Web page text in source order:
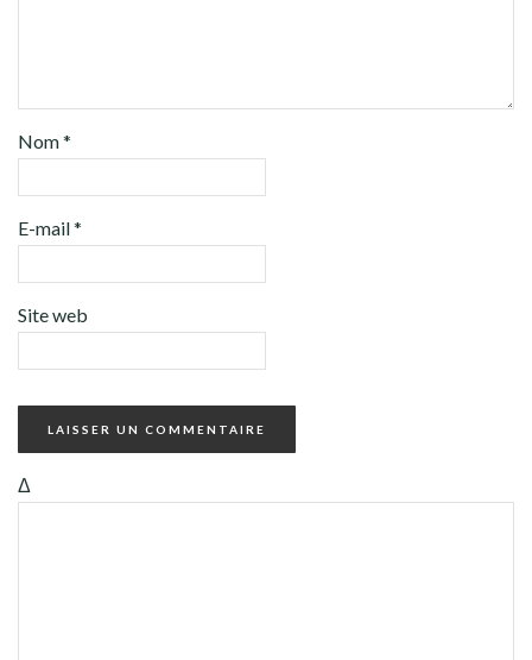
Nom*
E-mail*
Site web
Δ